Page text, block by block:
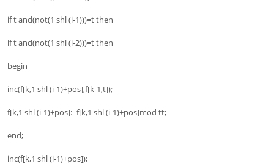
if t and(not(1 shl (i-1)))=t then
if t and(not(1 shl (i-2)))=t then
begin
inc(f[k,1 shl (i-1)+pos],f[k-1,t]);
f[k,1 shl (i-1)+pos]:=f[k,1 shl (i-1)+pos]mod tt;
end;
inc(f[k,1 shl (i-1)+pos]);